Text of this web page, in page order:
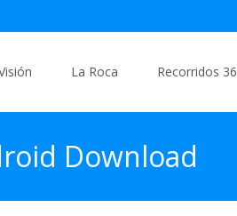
La Roca Recorridos
Download